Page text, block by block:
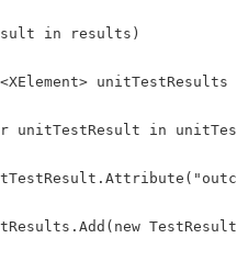
in results)
unitTestResult in